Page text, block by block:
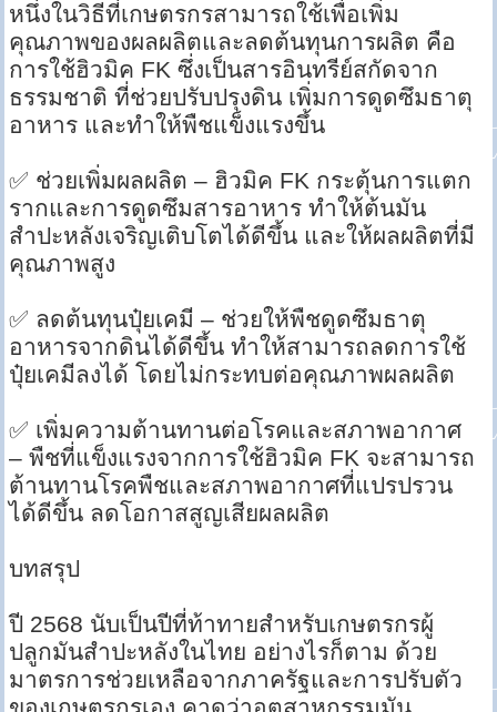
หนึ่งในวิธีที่เกษตรกรสามารถใช้เพื่อเพิ่ม
คุณภาพของผลผลิตและลดต้นทุนการผลิต คือ
การใช้ฮิวมิค FK ซึ่งเป็นสารอินทรีย์สกัดจาก
ธรรมชาติ ที่ช่วยปรับปรุงดิน เพิ่มการดูดซึมธาตุ
อาหาร และทำให้พืชแข็งแรงขึ้น
✅ ช่วยเพิ่มผลผลิต – ฮิวมิค FK กระตุ้นการแตก
รากและการดูดซึมสารอาหาร ทำให้ต้นมัน
สำปะหลังเจริญเติบโตได้ดีขึ้น และให้ผลผลิตที่มี
คุณภาพสูง
✅ ลดต้นทุนปุ๋ยเคมี – ช่วยให้พืชดูดซึมธาตุ
อาหารจากดินได้ดีขึ้น ทำให้สามารถลดการใช้
ปุ๋ยเคมีลงได้ โดยไม่กระทบต่อคุณภาพผลผลิต
✅ เพิ่มความต้านทานต่อโรคและสภาพอากาศ
– พืชที่แข็งแรงจากการใช้ฮิวมิค FK จะสามารถ
ต้านทานโรคพืชและสภาพอากาศที่แปรปรวน
ได้ดีขึ้น ลดโอกาสสูญเสียผลผลิต
บทสรุป
ปี 2568 นับเป็นปีที่ท้าทายสำหรับเกษตรกรผู้
ปลูกมันสำปะหลังในไทย อย่างไรก็ตาม ด้วย
มาตรการช่วยเหลือจากภาครัฐและการปรับตัว